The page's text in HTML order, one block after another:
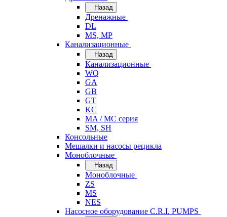
Назад
Дренажные
DL
MS, MP
Канализационные
Назад
Канализационные
WQ
GA
GB
GT
KC
MA / MC серия
SM, SH
Консольные
Мешалки и насосы рецикла
Моноблочные
Назад
Моноблочные
ZS
MS
NES
Насосное оборудование C.R.I. PUMPS